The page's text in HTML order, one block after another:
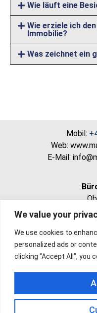
We value your
We use cookies to
personalized ads or
clicking "Accept All", you
Wie läuft eine
Wie erziele ich
Immobilie?
Was zeichnet ein
Mobil:
Web:
E-Mail:
LBS –